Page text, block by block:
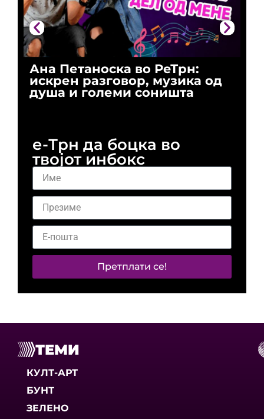
Ана Петаноска во РеТрн:
искрен разговор, музика од
душа и големи соништа
е-Трн да боцка во
твојот инбокс
Претплати се!
ТЕМИ
КУЛТ-АРТ
БУНТ
ЗЕЛЕНО